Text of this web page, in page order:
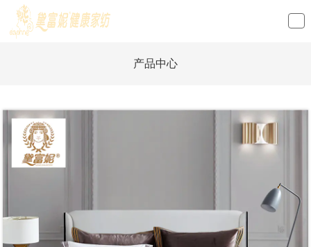
loading
产品中心